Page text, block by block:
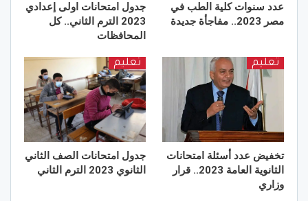
عدد سنوات كلية الطب في
مصر 2023.. مفاجأة جديدة
جدول امتحانات اولى إعدادي
2023 الترم الثاني.. كل
المحافظات
تعليم
تخفيض عدد أسئلة امتحانات
الثانوية العامة 2023.. قرار
وزاري
تعليم
جدول امتحانات الصف الثاني
الثانوي 2023 الترم الثاني